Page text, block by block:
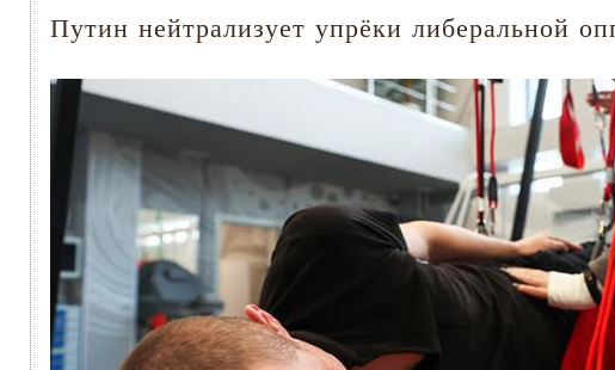
Путин нейтрализует упрёки либеральной